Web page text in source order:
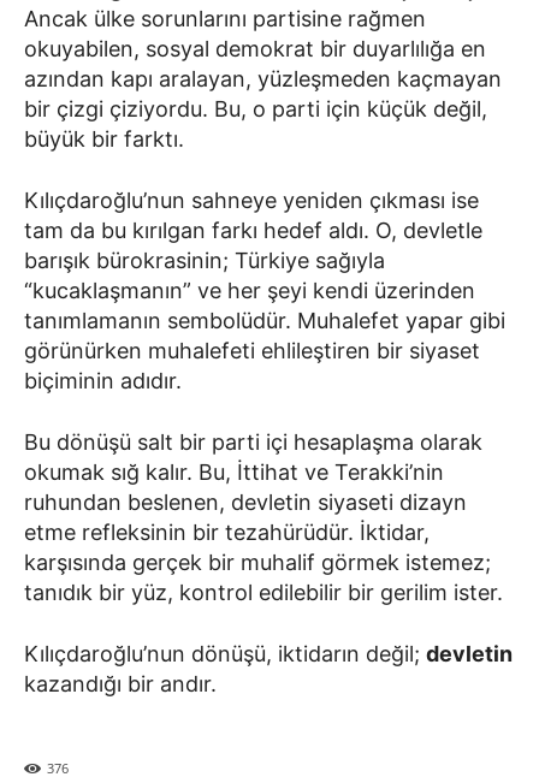
Ancak ülke sorunlarını partisine rağmen
okuyabilen, sosyal demokrat bir duyarlılığa en
azından kapı aralayan, yüzleşmeden kaçmayan
bir çizgi çiziyordu. Bu, o parti için küçük değil,
büyük bir farktı.
Kılıçdaroğlu’nun sahneye yeniden çıkması ise
tam da bu kırılgan farkı hedef aldı. O, devletle
barışık bürokrasinin; Türkiye sağıyla
“kucaklaşmanın” ve her şeyi kendi üzerinden
tanımlamanın sembolüdür. Muhalefet yapar gibi
görünürken muhalefeti ehlileştiren bir siyaset
biçiminin adıdır.
Bu dönüşü salt bir parti içi hesaplaşma olarak
okumak sığ kalır. Bu, İttihat ve Terakki’nin
ruhundan beslenen, devletin siyaseti dizayn
etme refleksinin bir tezahürüdür. İktidar,
karşısında gerçek bir muhalif görmek istemez;
tanıdık bir yüz, kontrol edilebilir bir gerilim ister.
Kılıçdaroğlu’nun dönüşü, iktidarın değil; devletin
kazandığı bir andır.
376